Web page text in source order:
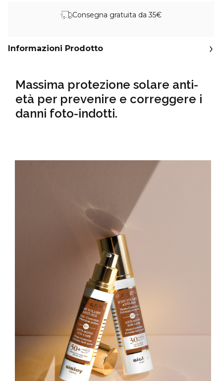
Consegna gratuita da 35€
Informazioni Prodotto
Massima protezione solare anti-
età per prevenire e correggere i
danni foto-indotti.